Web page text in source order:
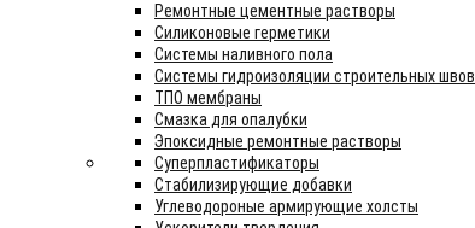
Ремонтные цементные растворы
Силиконовые герметики
Системы наливного пола
Системы гидроизоляции строительных швов
ТПО мембраны
Смазка для опалубки
Эпоксидные ремонтные растворы
Суперпластификаторы
Стабилизирующие добавки
Углеводороные армирующие холсты